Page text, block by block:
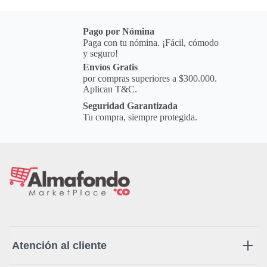
Pago por Nómina
Paga con tu nómina. ¡Fácil, cómodo
y seguro!
Envíos Gratis
por compras superiores a $300.000.
Aplican T&C.
Seguridad Garantizada
Tu compra, siempre protegida.
Atención al cliente